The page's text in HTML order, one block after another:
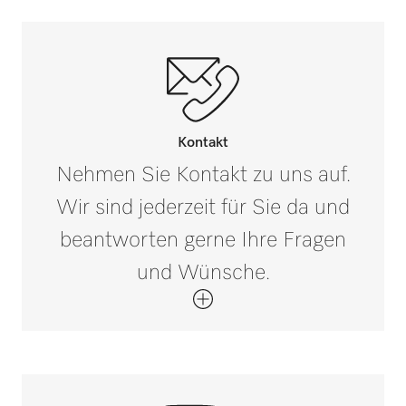
Kontakt
Nehmen Sie Kontakt zu uns auf.
Wir sind jederzeit für Sie da und
beantworten gerne Ihre Fragen
und Wünsche.